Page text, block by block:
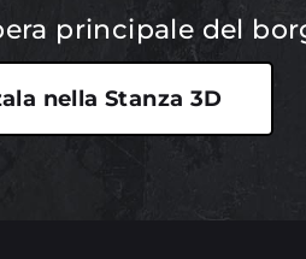
principale del
nella Stanza 3D